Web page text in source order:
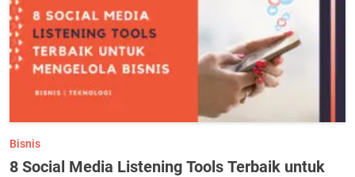
Bisnis
8 Social Media Listening Tools Terbaik untuk